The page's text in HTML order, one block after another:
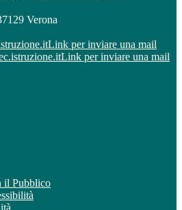
Verona
Link per inviare una mail
Link per inviare una mail
il Pubblico